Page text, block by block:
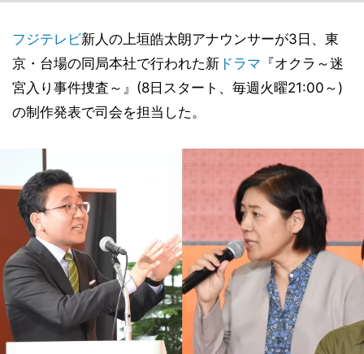
フジテレビ新人の上垣皓太朗アナウンサーが3日、東
京・台場の同局本社で行われた新 ドラマ 『オクラ～迷
宮入り事件捜査～』(8日スタート、毎週火曜21:00～)
の制作発表で司会を担当した。